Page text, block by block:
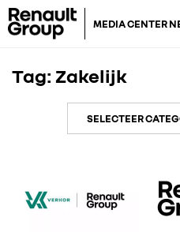
MEDIA CENTER
Tag: Zakelijk